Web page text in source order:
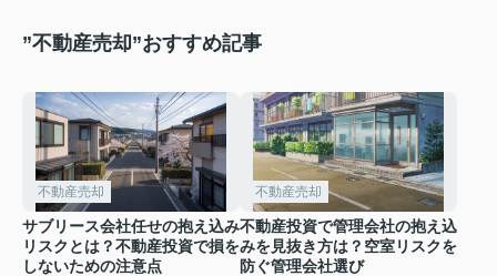
”不動産売却”おすすめ記事
不動産売却
サブリース会社任せの抱え込み
リスクとは？不動産投資で損を
しないための注意点
不動産売却
不動産投資で管理会社の抱え込
みを見抜き方は？空室リスクを
防ぐ管理会社選び